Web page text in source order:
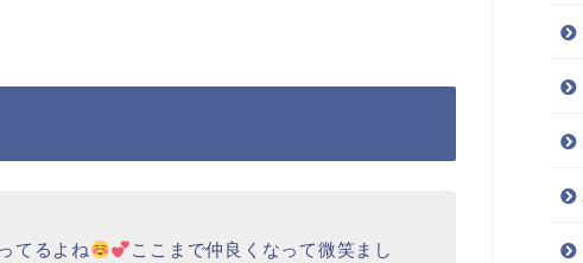
てるよね
ここまで仲良くなって微笑まし